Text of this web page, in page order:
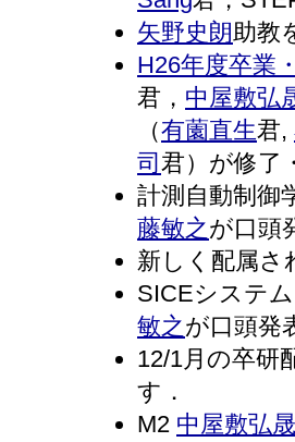
矢野史朗助教
H26年度卒業
君， 中屋敷弘
（有薗直生君,
司 君）が修了
計測自動制御
藤敏之が口頭
新しく配属さ
SICEシステ
敏之が口頭発
12/1月の卒研
す．
M2 中屋敷弘晟